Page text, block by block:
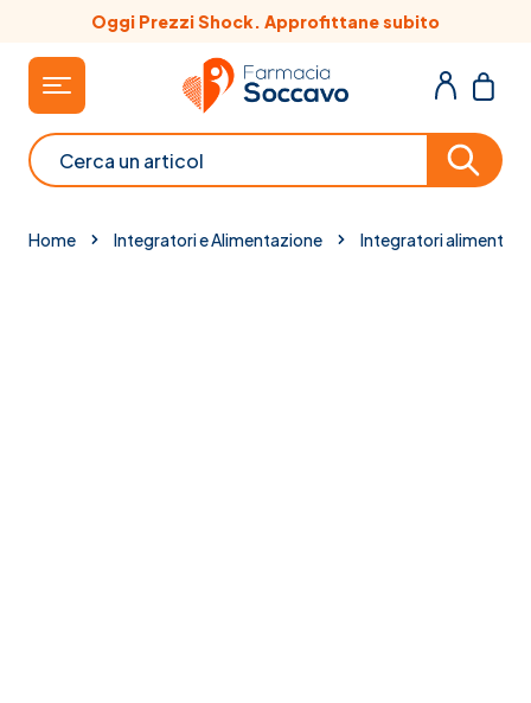
Salta al contenutoOggi Prezzi Shock. Approfittane subito
Cerca
Home Integratori e Alimentazione Integratori alimentari